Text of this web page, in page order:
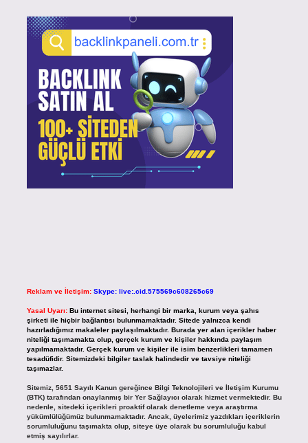
Reklam ve İletişim: Skype: live:.cid.575569c608265c69
Yasal Uyarı: Bu internet sitesi, herhangi bir marka, kurum veya şahıs
şirketi ile hiçbir bağlantısı bulunmamaktadır. Sitede yalnızca kendi
hazırladığımız makaleler paylaşılmaktadır. Burada yer alan içerikler haber
niteliği taşımamakta olup, gerçek kurum ve kişiler hakkında paylaşım
yapılmamaktadır. Gerçek kurum ve kişiler ile isim benzerlikleri tamamen
tesadüfidir. Sitemizdeki bilgiler taslak halindedir ve tavsiye niteliği
taşımazlar.
Sitemiz, 5651 Sayılı Kanun gereğince Bilgi Teknolojileri ve İletişim Kurumu
(BTK) tarafından onaylanmış bir Yer Sağlayıcı olarak hizmet vermektedir. Bu
nedenle, sitedeki içerikleri proaktif olarak denetleme veya araştırma
yükümlülüğümüz bulunmamaktadır. Ancak, üyelerimiz yazdıkları içeriklerin
sorumluluğunu taşımakta olup, siteye üye olarak bu sorumluluğu kabul
etmiş sayılırlar.